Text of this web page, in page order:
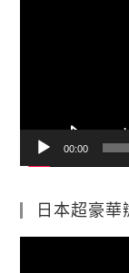
00:00
日本超豪